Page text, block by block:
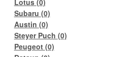
Subaru (0)
Austin (0)
Steyer Puch (0)
Peugeot (0)